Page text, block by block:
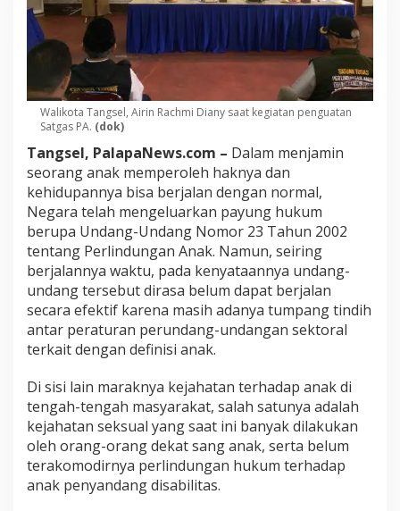
Walikota Tangsel, Airin Rachmi Diany saat kegiatan penguatan
Satgas PA. (dok)
Tangsel, PalapaNews.com – Dalam menjamin
seorang anak memperoleh haknya dan
kehidupannya bisa berjalan dengan normal,
Negara telah mengeluarkan payung hukum
berupa Undang-Undang Nomor 23 Tahun 2002
tentang Perlindungan Anak. Namun, seiring
berjalannya waktu, pada kenyataannya undang-
undang tersebut dirasa belum dapat berjalan
secara efektif karena masih adanya tumpang tindih
antar peraturan perundang-undangan sektoral
terkait dengan definisi anak.
Di sisi lain maraknya kejahatan terhadap anak di
tengah-tengah masyarakat, salah satunya adalah
kejahatan seksual yang saat ini banyak dilakukan
oleh orang-orang dekat sang anak, serta belum
terakomodirnya perlindungan hukum terhadap
anak penyandang disabilitas.